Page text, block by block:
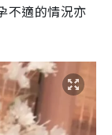
不適的情況亦